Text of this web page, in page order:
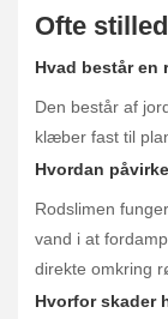
Ofte
Hvad består en
Den består af
klæber fast til
Hvordan
Rodslimen
vand i at
direkte omkring
Hvorfor skader